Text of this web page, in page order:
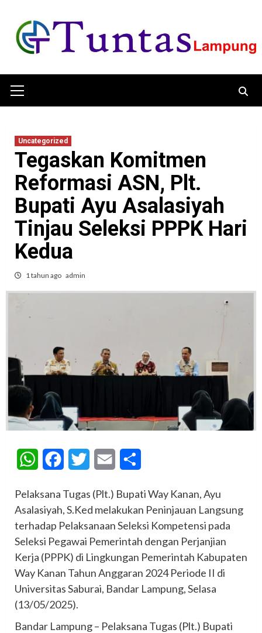
content
Menu
Uncategorized
Tegaskan Komitmen
Reformasi ASN, Plt.
Bupati Ayu Asalasiyah
Tinjau Seleksi PPPK Hari
Kedua
1 tahun ago admin
WhatsAppFacebookTwitter Email
Pelaksana Tugas (Plt.) Bupati Way Kanan, Ayu
Asalasiyah, S.Ked melakukan Peninjauan Langsung
terhadap Pelaksanaan Seleksi Kompetensi pada
Seleksi Pegawai Pemerintah dengan Perjanjian
Kerja (PPPK) di Lingkungan Pemerintah Kabupaten
Way Kanan Tahun Anggaran 2024 Periode II di
Universitas Saburai, Bandar Lampung, Selasa
(13/05/2025).
Bandar Lampung – Pelaksana Tugas (Plt.) Bupati